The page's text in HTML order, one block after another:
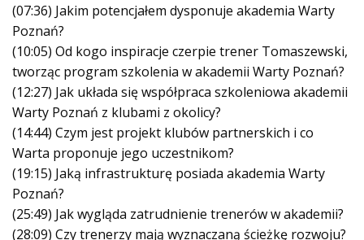
(07:36) Jakim potencjałem dysponuje akademia Warty
Poznań?
(10:05) Od kogo inspiracje czerpie trener Tomaszewski,
tworząc program szkolenia w akademii Warty Poznań?
(12:27) Jak układa się współpraca szkoleniowa akademii
Warty Poznań z klubami z okolicy?
(14:44) Czym jest projekt klubów partnerskich i co
Warta proponuje jego uczestnikom?
(19:15) Jaką infrastrukturę posiada akademia Warty
Poznań?
(25:49) Jak wygląda zatrudnienie trenerów w akademii?
(28:09) Czy trenerzy mają wyznaczaną ścieżkę rozwoju?